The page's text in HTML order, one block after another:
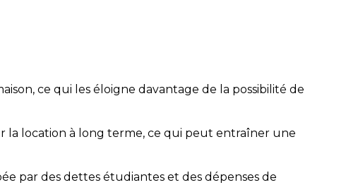
ce qui les éloigne davantage de la possibilité de
la location à long terme, ce qui peut entraîner une
par des dettes étudiantes et des dépenses de